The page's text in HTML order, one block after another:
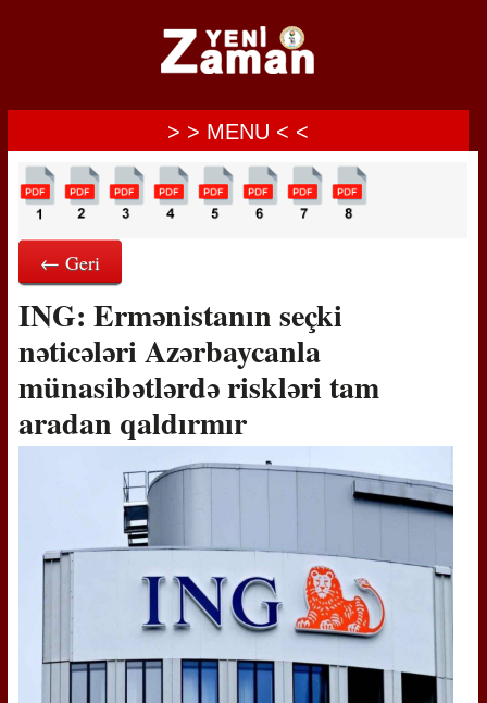
> > MENU < <
← Geri
ING: Ermənistanın seçki
nəticələri Azərbaycanla
münasibətlərdə riskləri tam
aradan qaldırmır